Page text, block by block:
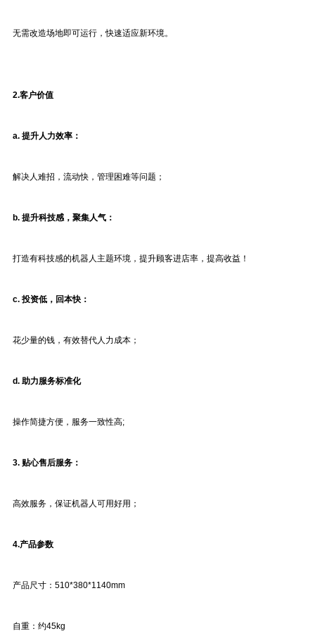
无需改造场地即可运行，快速适应新环境。
2.客户价值
a. 提升人力效率 ：
解决人难招，流动快，管理困难等问题；
b. 提升科技感，聚集人气 ：
打造有科技感的机器人主题环境，提升顾客进店率，提高收益！
c. 投资低，回本快 ：
花少量的钱，有效替代人力成本；
d. 助力服务标准化
操作简捷方便，服务一致性高;
3. 贴心售后服务：
高效服务，保证机器人可用好用；
4.产品参数
产品尺寸：510*380*1140mm
自重：约45kg